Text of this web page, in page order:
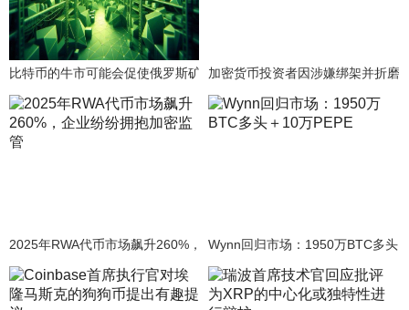
比特币的牛市可能会促使俄罗斯矿工转向地下挖矿。加密货币投资者因涉嫌绑架并折磨
2025年RWA代币市场飙升260%，企业纷纷拥抱加密监管
Wynn回归市场：1950万BTC多头